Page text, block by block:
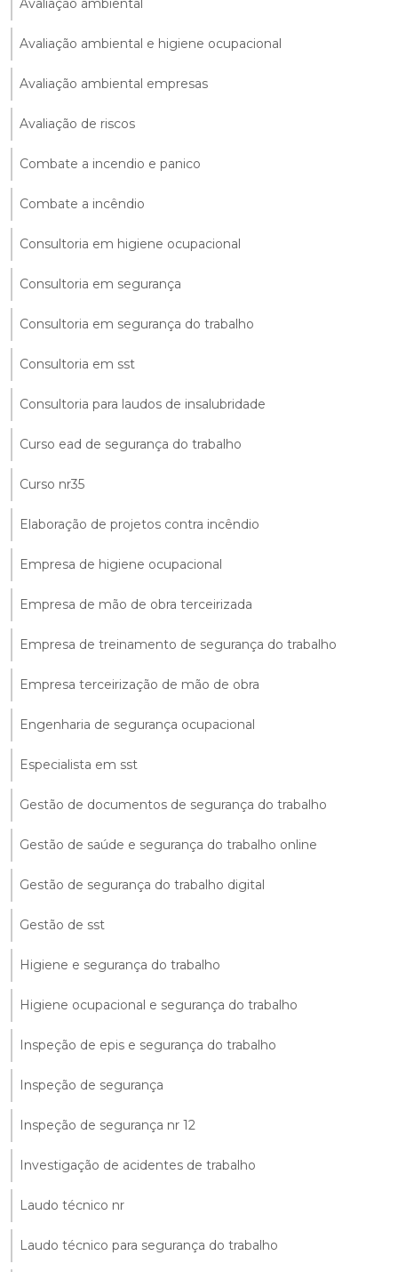
Avaliação ambiental e higiene ocupacional
Avaliação ambiental empresas
Avaliação de riscos
Combate a incendio e panico
Combate a incêndio
Consultoria em higiene ocupacional
Consultoria em segurança
Consultoria em segurança do trabalho
Consultoria em sst
Consultoria para laudos de insalubridade
Curso ead de segurança do trabalho
Curso nr35
Elaboração de projetos contra incêndio
Empresa de higiene ocupacional
Empresa de mão de obra terceirizada
Empresa de treinamento de segurança do trabalho
Empresa terceirização de mão de obra
Engenharia de segurança ocupacional
Especialista em sst
Gestão de documentos de segurança do trabalho
Gestão de saúde e segurança do trabalho online
Gestão de segurança do trabalho digital
Gestão de sst
Higiene e segurança do trabalho
Higiene ocupacional e segurança do trabalho
Inspeção de epis e segurança do trabalho
Inspeção de segurança
Inspeção de segurança nr 12
Investigação de acidentes de trabalho
Laudo técnico nr
Laudo técnico para segurança do trabalho